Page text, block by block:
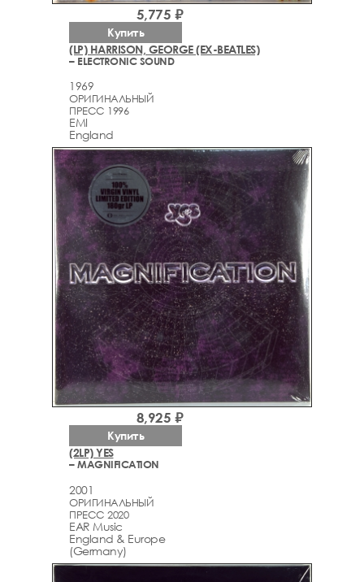
(LP) HARRISON, GEORGE (EX-BEATLES)
– ELECTRONIC SOUND
1969
ОРИГИНАЛЬНЫЙ
ПРЕСС 1996
EMI
England
5,775 ₽
Купить
(2LP) YES
– MAGNIFICATION
2001
ОРИГИНАЛЬНЫЙ
ПРЕСС 2020
EAR Music
England & Europe
(Germany)
8,925 ₽
Купить